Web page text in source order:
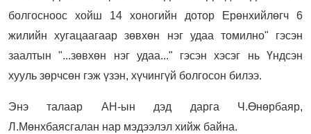
болгосноос хойш 14 хоногийн дотор Ерөнхийлөгч 6
жилийн хугацаагаар зөвхөн нэг удаа томилно" гэсэн
заалтын "...зөвхөн нэг удаа..." гэсэн хэсэг нь Үндсэн
хууль зөрчсөн гэж үзэн, хүчингүй болгосон билээ.
Энэ талаар АН-ын дэд дарга Ч.Өнөрбаяр,
Л.Мөнхбаясгалан нар мэдээлэл хийж байна.